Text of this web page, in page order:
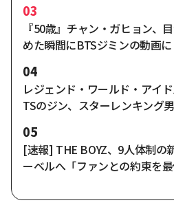
03
『50歳』チャン・ガヒョン、
めた瞬間にBTSジミンの動画
トライフ★バムTView]
04
レジェンド・ワールド・アイ
TSのジン、スターレンキング
05
[速報] THE BOYZ、9人体制の
ーベルへ「ファンとの約束を